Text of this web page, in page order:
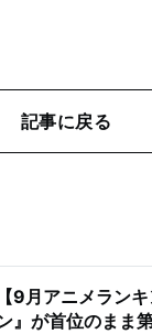
記事に戻る
【9月アニメラン
』が首位のまま